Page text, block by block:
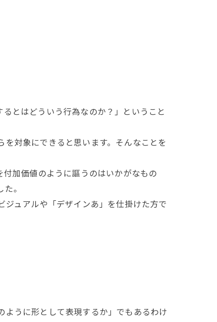
とはどういう行為なのか？」ということ
対象にできると思います。そんなことを
加価値のように謳うのはいかがなもの
。
ュアルや「デザインあ」を仕掛けた方で
うに形として表現するか」でもあるわけ